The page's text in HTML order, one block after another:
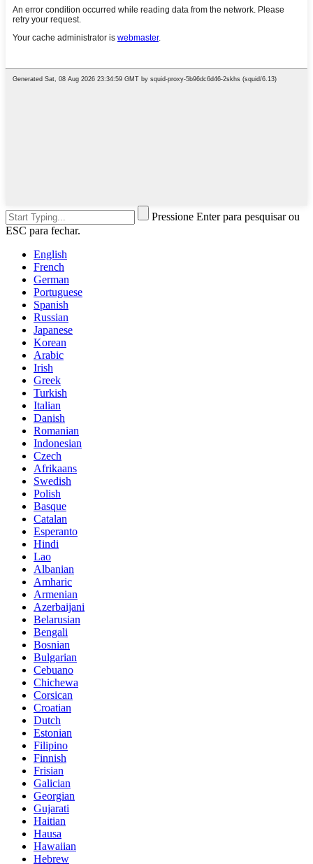
Pressione Enter para pesquisar ou
ESC para fechar.
English
French
German
Portuguese
Spanish
Russian
Japanese
Korean
Arabic
Irish
Greek
Turkish
Italian
Danish
Romanian
Indonesian
Czech
Afrikaans
Swedish
Polish
Basque
Catalan
Esperanto
Hindi
Lao
Albanian
Amharic
Armenian
Azerbaijani
Belarusian
Bengali
Bosnian
Bulgarian
Cebuano
Chichewa
Corsican
Croatian
Dutch
Estonian
Filipino
Finnish
Frisian
Galician
Georgian
Gujarati
Haitian
Hausa
Hawaiian
Hebrew